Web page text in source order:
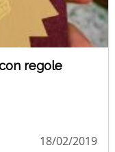
regole
18/02/2019